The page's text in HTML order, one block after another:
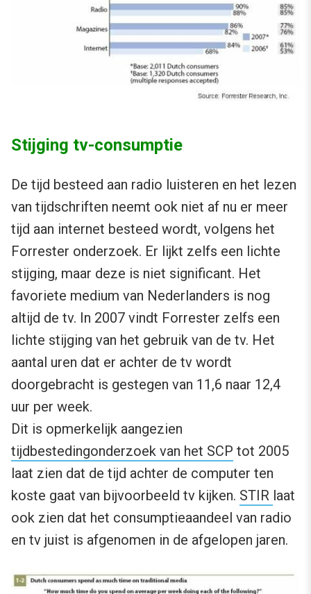
Stijging tv-consumptie
De tijd besteed aan radio luisteren en het lezen
van tijdschriften neemt ook niet af nu er meer
tijd aan internet besteed wordt, volgens het
Forrester onderzoek. Er lijkt zelfs een lichte
stijging, maar deze is niet significant. Het
favoriete medium van Nederlanders is nog
altijd de tv. In 2007 vindt Forrester zelfs een
lichte stijging van het gebruik van de tv. Het
aantal uren dat er achter de tv wordt
doorgebracht is gestegen van 11,6 naar 12,4
uur per week.
Dit is opmerkelijk aangezien
tijdbestedingonderzoek van het SCP tot 2005
laat zien dat de tijd achter de computer ten
koste gaat van bijvoorbeeld tv kijken. STIR laat
ook zien dat het consumptieaandeel van radio
en tv juist is afgenomen in de afgelopen jaren.